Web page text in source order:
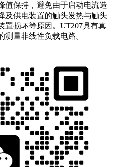
值保持，避免由于启动电流造
及供电装置的触头发热与触头
置损坏等原因。UT207具有真
测量非线性负载电路。